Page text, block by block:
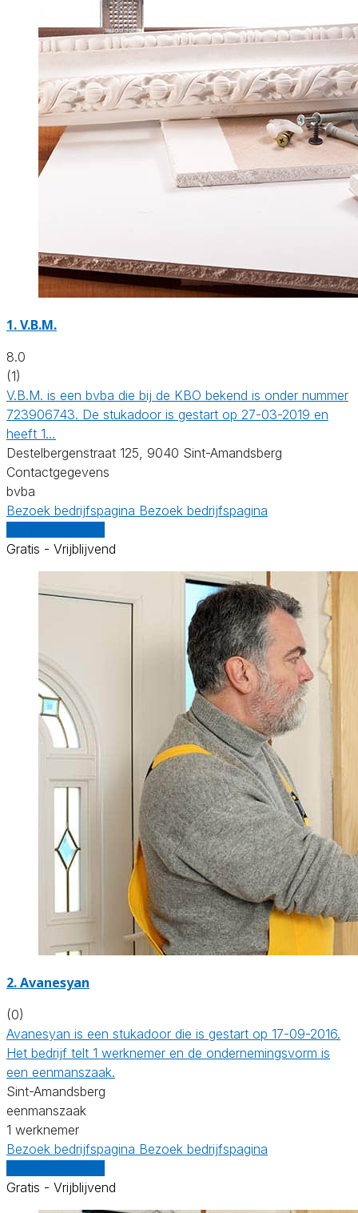
1. V.B.M.
8.0
(1)
V.B.M. is een bvba die bij de KBO bekend is onder nummer
723906743. De stukadoor is gestart op 27-03-2019 en
heeft 1…
Destelbergenstraat 125, 9040 Sint-Amandsberg
Contactgegevens
bvba
Bezoek bedrijfspagina Bezoek bedrijfspagina
Gratis - Vrijblijvend
2. Avanesyan
(0)
Avanesyan is een stukadoor die is gestart op 17-09-2016.
Het bedrijf telt 1 werknemer en de ondernemingsvorm is
een eenmanszaak.
Sint-Amandsberg
eenmanszaak
1 werknemer
Bezoek bedrijfspagina Bezoek bedrijfspagina
Gratis - Vrijblijvend